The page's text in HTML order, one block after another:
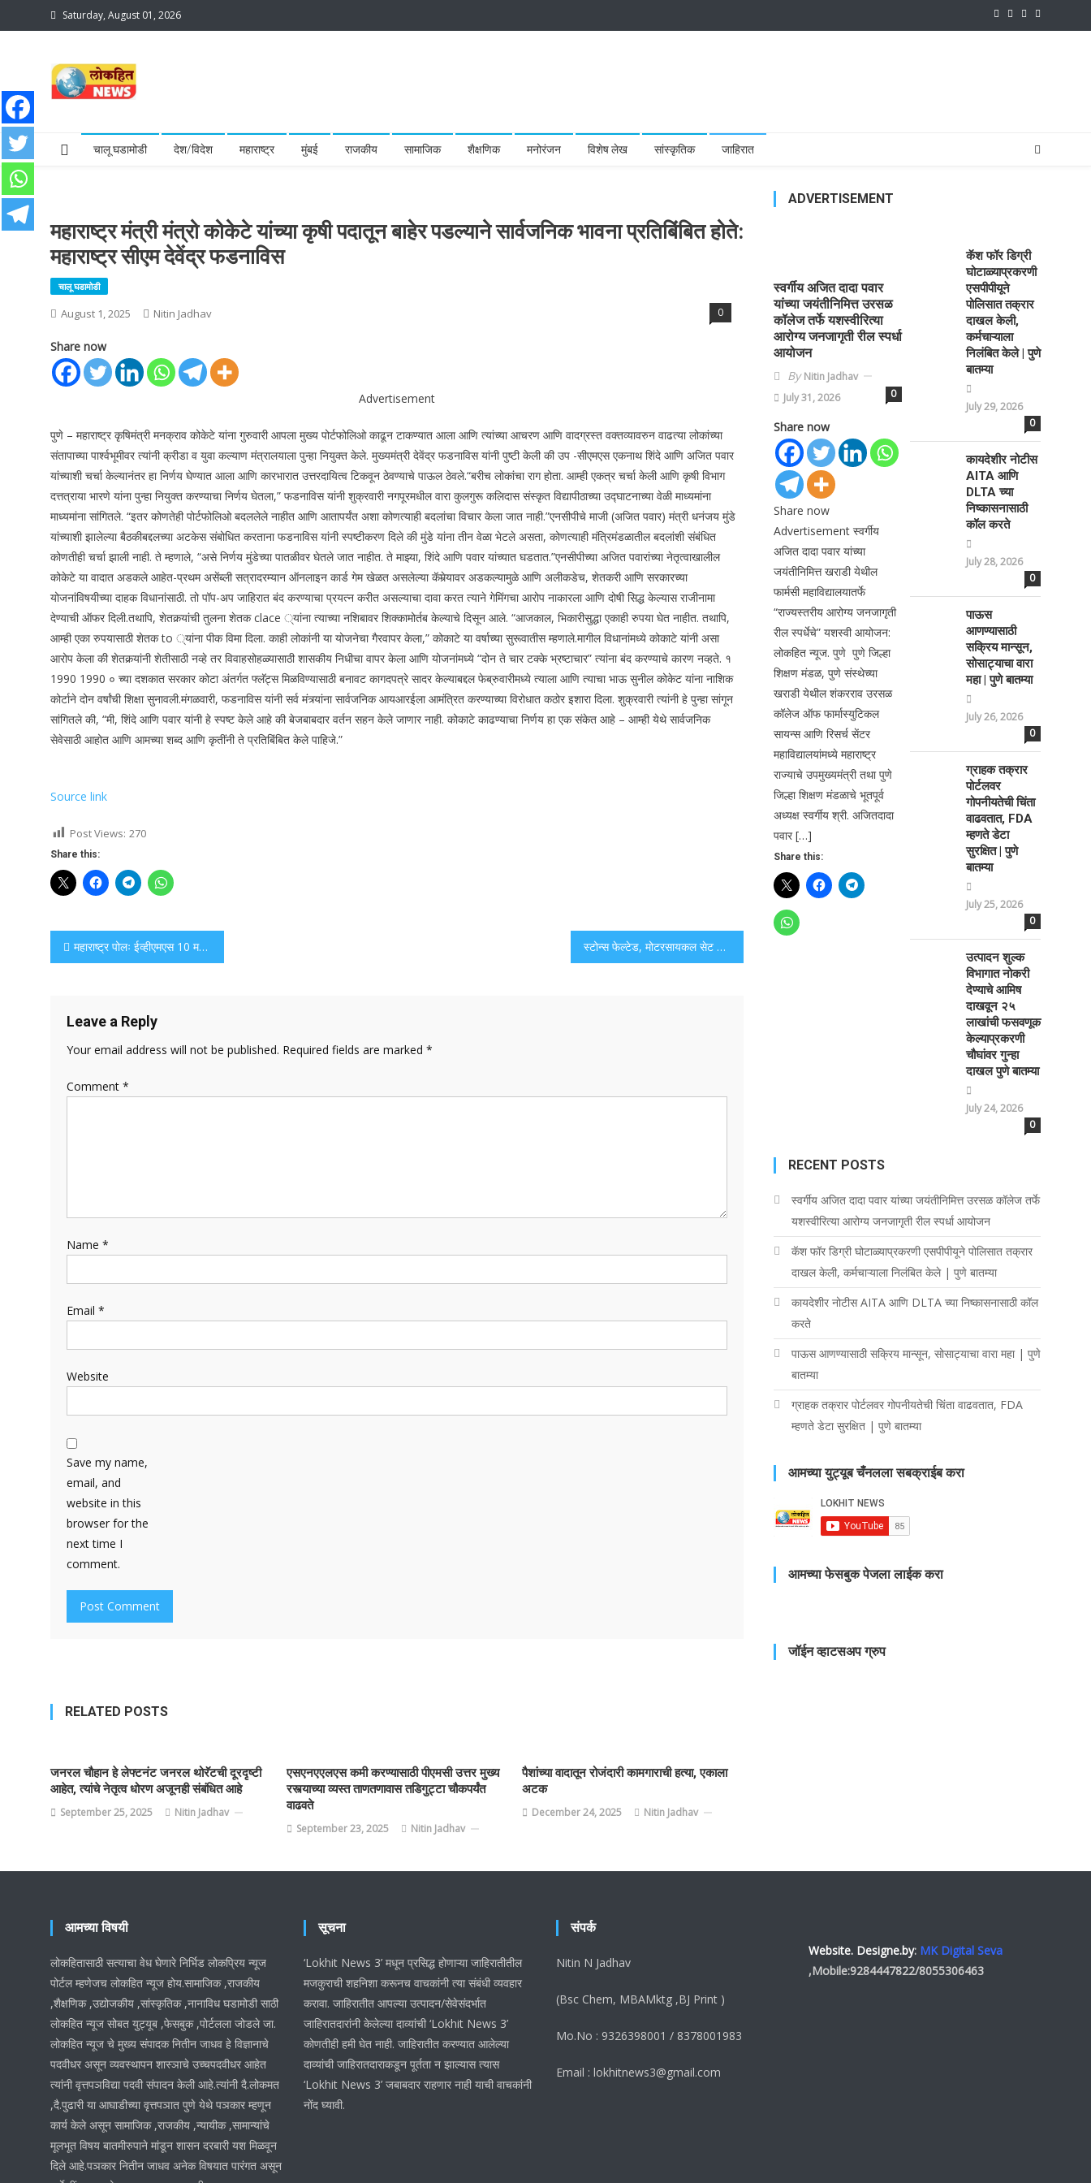
to
Saturday, August 01, 2026
चालू घडामोडी देश/विदेश महाराष्ट्र मुंबई राजकीय सामाजिक शैक्षणिक मनोरंजन विशेष लेख सांस्कृतिक जाहिरात
महाराष्ट्र मंत्री मंत्रो कोकेटे यांच्या कृषी पदातून बाहेर पडल्याने सार्वजनिक भावना प्रतिबिंबित होते:
महाराष्ट्र सीएम देवेंद्र फडनाविस
चालू घडामोडी
August 1, 2025 Nitin Jadhav 0
Share now
Advertisement
पुणे – महाराष्ट्र कृषिमंत्री मनक्राव कोकेटे यांना गुरुवारी आपला मुख्य पोर्टफोलिओ काढून टाकण्यात आला आणि त्यांच्या आचरण आणि वादग्रस्त वक्तव्यावरुन वाढत्या लोकांच्या
संतापाच्या पार्श्वभूमीवर त्यांनी क्रीडा व युवा कल्याण मंत्रालयाला पुन्हा नियुक्त केले. मुख्यमंत्री देवेंद्र फडनाविस यांनी पुष्टी केली की उप -सीएमएस एकनाथ शिंदे आणि अजित पवार
यांच्याशी चर्चा केल्यानंतर हा निर्णय घेण्यात आला आणि कारभारात उत्तरदायित्व टिकवून ठेवण्याचे पाऊल ठेवले.“बरीच लोकांचा राग होता. आम्ही एकत्र चर्चा केली आणि कृषी विभाग
दत्तत्राया भारणे यांना पुन्हा नियुक्त करण्याचा निर्णय घेतला,” फडनाविस यांनी शुक्रवारी नगपूरमधील वारा कुलगुरू कलिदास संस्कृत विद्यापीठाच्या उद्घाटनाच्या वेळी माध्यमांना
माध्यमांना सांगितले. “इतर कोणतेही पोर्टफोलिओ बदललेले नाहीत आणि आतापर्यंत अशा कोणत्याही बदलांचा विचार केला जात नाही.”एनसीपीचे माजी (अजित पवार) मंत्री धनंजय मुंडे
यांच्याशी झालेल्या बैठकीबद्दलच्या अटकेस संबोधित करताना फडनाविस यांनी स्पष्टीकरण दिले की मुंडे यांना तीन वेळा भेटले असता, कोणत्याही मंत्रिमंडळातील बदलांशी संबंधित
कोणतीही चर्चा झाली नाही. ते म्हणाले, “असे निर्णय मुंडेच्या पातळीवर घेतले जात नाहीत. ते माझ्या, शिंदे आणि पवार यांच्यात घडतात.”एनसीपीच्या अजित पवारांच्या नेतृत्वाखालील
कोकेटे या वादात अडकले आहेत-प्रथम असेंब्ली सत्रादरम्यान ऑनलाइन कार्ड गेम खेळत असलेल्या कॅमेर्‍यावर अडकल्यामुळे आणि अलीकडेच, शेतकरी आणि सरकारच्या
योजनांविषयीच्या दाहक विधानांसाठी. तो पॉप-अप जाहिरात बंद करण्याचा प्रयत्न करीत असल्याचा दावा करत त्याने गेमिंगचा आरोप नाकारला आणि दोषी सिद्ध केल्यास राजीनामा
देण्याची ऑफर दिली.तथापि, शेतकर्‍यांची तुलना शेतक clace ्यांना त्याच्या नशिबावर शिक्कामोर्तब केल्याचे दिसून आले. “आजकाल, भिकारीसुद्धा एकाही रुपया घेत नाहीत. तथापि,
आम्ही एका रुपयासाठी शेतक to ्यांना पीक विमा दिला. काही लोकांनी या योजनेचा गैरवापर केला,” कोकाटे या वर्षाच्या सुरूवातीस म्हणाले.मागील विधानांमध्ये कोकाटे यांनी असा
आरोप केला की शेतकर्‍यांनी शेतीसाठी नव्हे तर विवाहसोहळ्यासाठी शासकीय निधीचा वापर केला आणि योजनांमध्ये “दोन ते चार टक्के भ्रष्टाचार” त्यांना बंद करण्याचे कारण नव्हते. १
1990 1990 ० च्या दशकात सरकार कोटा अंतर्गत फ्लॅट्स मिळविण्यासाठी बनावट कागदपत्रे सादर केल्याबद्दल फेब्रुवारीमध्ये त्याला आणि त्याचा भाऊ सुनील कोकेट यांना नाशिक
कोर्टाने दोन वर्षांची शिक्षा सुनावली.मंगळवारी, फडनाविस यांनी सर्व मंत्र्यांना सार्वजनिक आयआरईला आमंत्रित करण्याच्या विरोधात कठोर इशारा दिला. शुक्रवारी त्यांनी हे पुन्हा सांगून
सांगितले की, “मी, शिंदे आणि पवार यांनी हे स्पष्ट केले आहे की बेजबाबदार वर्तन सहन केले जाणार नाही. कोकाटे काढण्याचा निर्णय हा एक संकेत आहे – आम्ही येथे सार्वजनिक
सेवेसाठी आहोत आणि आमच्या शब्द आणि कृतींनी ते प्रतिबिंबित केले पाहिजे.”
Source link
Post Views: 270
Share this:
Post
महाराष्ट्र पोलः ईव्हीएमएस 10 मतदारसंघांमध्ये विस्तृत चाचणीनंतर छेडछाड-पुरावा म्हणून सत्यापित स्टोन्स फेल्टेड, मोटरसायकल सेट पेटः सोशल मीडिया पोस्टवर पुणे गावात चकमकी उद्भवली; जमाव पसरवण्यासाठी पोलिस टीअरगाचा वापर करतात
Leave a Reply
Your email address will not be published. Required fields are marked *
Comment *
Name *
Email *
Website
Save my name,
email, and
website in this
browser for the
next time I
comment.
RELATED POSTS
जनरल चौहान हे लेफ्टनंट जनरल थोरॅटची दूरदृष्टी
आहेत, त्यांचे नेतृत्व धोरण अजूनही संबंधित आहे
September 25, 2025 Nitin Jadhav
एसएनएएलएस कमी करण्यासाठी पीएमसी उत्तर मुख्य
रस्त्याच्या व्यस्त ताणतणावास तडिगुट्टा चौकपर्यंत
वाढवते
September 23, 2025 Nitin Jadhav
पैशांच्या वादातून रोजंदारी कामगाराची हत्या, एकाला
अटक
December 24, 2025 Nitin Jadhav
ADVERTISEMENT
स्वर्गीय अजित दादा पवार
यांच्या जयंतीनिमित्त उरसळ
कॉलेज तर्फे यशस्वीरित्या
आरोग्य जनजागृती रील स्पर्धा
आयोजन
ByNitin Jadhav
July 31, 2026
0
Share now
Share now
Advertisement स्वर्गीय
अजित दादा पवार यांच्या
जयंतीनिमित्त खराडी येथील
फार्मसी महाविद्यालयातर्फे
“राज्यस्तरीय आरोग्य जनजागृती
रील स्पर्धेचे” यशस्वी आयोजन:
लोकहित न्यूज. पुणे पुणे जिल्हा
शिक्षण मंडळ, पुणे संस्थेच्या
खराडी येथील शंकरराव उरसळ
कॉलेज ऑफ फार्मास्युटिकल
सायन्स आणि रिसर्च सेंटर
महाविद्यालयांमध्ये महाराष्ट्र
राज्याचे उपमुख्यमंत्री तथा पुणे
जिल्हा शिक्षण मंडळाचे भूतपूर्व
अध्यक्ष स्वर्गीय श्री. अजितदादा
पवार […]
Share this:
कॅश फॉर डिग्री
घोटाळ्याप्रकरणी
एसपीपीयूने
पोलिसात तक्रार
दाखल केली,
कर्मचाऱ्याला
निलंबित केले | पुणे
बातम्या
July 29, 2026
0
कायदेशीर नोटीस
AITA आणि
DLTA च्या
निष्कासनासाठी
कॉल करते
July 28, 2026
0
पाऊस
आणण्यासाठी
सक्रिय मान्सून,
सोसाट्याचा वारा
महा | पुणे बातम्या
July 26, 2026
0
ग्राहक तक्रार
पोर्टलवर
गोपनीयतेची चिंता
वाढवतात, FDA
म्हणते डेटा
सुरक्षित | पुणे
बातम्या
July 25, 2026
0
उत्पादन शुल्क
विभागात नोकरी
देण्याचे आमिष
दाखवून २५
लाखांची फसवणूक
केल्याप्रकरणी
चौघांवर गुन्हा
दाखल पुणे बातम्या
July 24, 2026
0
RECENT POSTS
स्वर्गीय अजित दादा पवार यांच्या जयंतीनिमित्त उरसळ कॉलेज तर्फे
यशस्वीरित्या आरोग्य जनजागृती रील स्पर्धा आयोजन
कॅश फॉर डिग्री घोटाळ्याप्रकरणी एसपीपीयूने पोलिसात तक्रार
दाखल केली, कर्मचाऱ्याला निलंबित केले | पुणे बातम्या
कायदेशीर नोटीस AITA आणि DLTA च्या निष्कासनासाठी कॉल
करते
पाऊस आणण्यासाठी सक्रिय मान्सून, सोसाट्याचा वारा महा | पुणे
बातम्या
ग्राहक तक्रार पोर्टलवर गोपनीयतेची चिंता वाढवतात, FDA
म्हणते डेटा सुरक्षित | पुणे बातम्या
आमच्या युट्यूब चँनलला सबक्राईब करा
आमच्या फेसबुक पेजला लाईक करा
जॉईन व्हाटसअप ग्रुप
आमच्या विषयी
लोकहितासाठी सत्याचा वेध घेणारे निर्भिड लोकप्रिय न्यूज
पोर्टल म्हणेजच लोकहित न्यूज होय.सामाजिक ,राजकीय
,शैक्षणिक ,उद्योजकीय ,सांस्कृतिक ,नानाविध घडामोडी साठी
लोकहित न्यूज सोबत युट्यूब ,फेसबुक ,पोर्टलला जोडले जा.
लोकहित न्यूज चे मुख्य संपादक नितीन जाधव हे विज्ञानाचे
पदवीधर असून व्यवस्थापन शास्ञाचे उच्चपदवीधर आहेत
त्यांनी वृत्तपञविद्या पदवी संपादन केली आहे.त्यांनी दै.लोकमत
,दै.पुढारी या आघाडीच्या वृत्तपञात पुणे येथे पञकार म्हणून
कार्य केले असून सामाजिक ,राजकीय ,न्यायीक ,सामान्यांचे
मूलभूत विषय बातमीरुपाने मांडून शासन दरबारी यश मिळवून
दिले आहे.पञकार नितीन जाधव अनेक विषयात पारंगत असून
सूचना
‘Lokhit News 3’ मधून प्रसिद्ध होणाऱ्या जाहिरातीतील
मजकुराची शहनिशा करूनच वाचकांनी त्या संबंधी व्यवहार
करावा. जाहिरातीत आपल्या उत्पादन/सेवेसंदर्भात
जाहिरातदारांनी केलेल्या दाव्यांची ‘Lokhit News 3’
कोणतीही हमी घेत नाही. जाहिरातीत करण्यात आलेल्या
दाव्यांची जाहिरातदाराकडून पूर्तता न झाल्यास त्यास
‘Lokhit News 3’ जबाबदार राहणार नाही याची वाचकांनी
नोंद घ्यावी.
संपर्क
Nitin N Jadhav
(Bsc Chem, MBAMktg ,BJ Print )
Mo.No : 9326398001 / 8378001983
Email : lokhitnews3@gmail.com
Website. Designe.by: MK Digital Seva
,Mobile:9284447822/8055306463